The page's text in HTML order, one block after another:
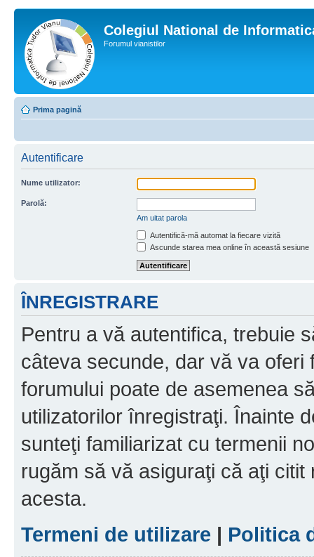
Colegiul National de
Forumul vianistilor
Prima pagină
Autentificare
Nume utilizator:
Parolă:
Am uitat parola
Autentifică-mă automat la fiecare vizită
Ascunde starea mea online în această sesiune
ÎNREGISTRARE
Pentru a vă autentifica, trebuie
câteva secunde, dar vă va oferi
forumului poate de asemenea
utilizatorilor înregistraţi. Înainte
sunteţi familiarizat cu termenii
rugăm să vă asiguraţi că aţi
acesta.
Termeni de utilizare | Politica